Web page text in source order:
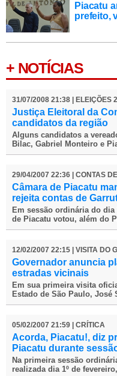
Piacatu
prefeito,
+ NOTÍCIAS
31/07/2008 21:38 | ELEIÇÕES
Justiça Eleitoral da
candidatos da região
Alguns candidatos a
Bilac, Gabriel Monteiro e
29/04/2007 22:36 | CONTAS
Câmara de Piacatu
rejeita contas de
Em sessão ordinária do dia
de Piacatu votou, além do
12/02/2007 22:15 | VISITA DO
Governador anuncia
estradas vicinais
Em sua primeira visita
Estado de São Paulo, José
05/02/2007 21:59 | CRÍTICA
Acorda, Piacatu!, diz
Piacatu durante
Na primeira sessão
realizada dia 1º de